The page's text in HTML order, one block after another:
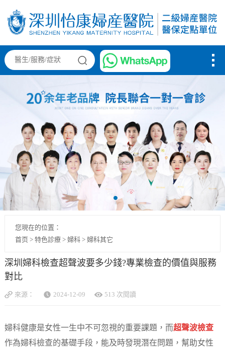
您現在的位置：
首页 > 特色診療> 婦科> 婦科其它
深圳婦科檢查超聲波要多少錢?專業檢查的價值與服務
對比
來源： 2024-12-09 513 次閱讀
婦科健康是女性一生中不可忽視的重要課題，而超聲波檢查
作為婦科檢查的基礎手段，能及時發現潛在問題，幫助女性